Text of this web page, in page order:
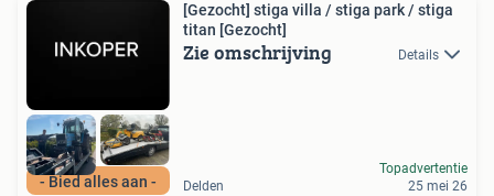
- Bied alles aan -
[Gezocht] stiga villa / stiga park / stiga
titan [Gezocht]
Zie omschrijving Details
Delden
Topadvertentie
25 mei 26